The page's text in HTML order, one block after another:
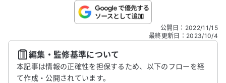
こちらは送信専用のフォームです。氏名やご自身の病気の詳細な
送信する
公開日 ： 2022/11/15
最終更新日 ： 2023/10/4
編集・監修基準について
本記事は情報の正確性を担保するため、以下のフローを経
て作成・公開されています。